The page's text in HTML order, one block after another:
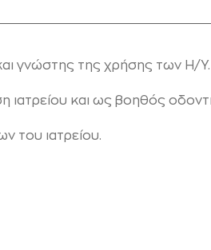
γνώστης της χρήσης των Η/Υ.
ιατρείου και ως βοηθός
του ιατρείου.